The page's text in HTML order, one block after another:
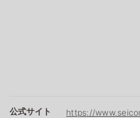
公式サイト https://